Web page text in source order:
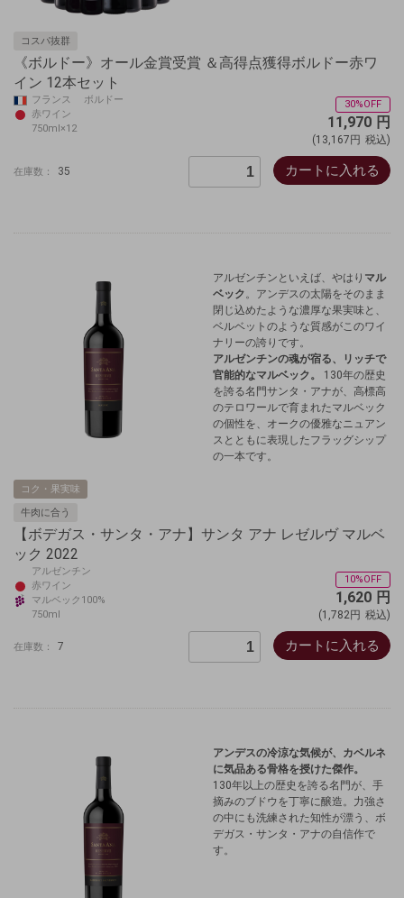
コスパ抜群
《ボルドー》オール金賞受賞 ＆高得点獲得ボルドー赤ワ
イン 12本セット
フランス ボルドー
赤ワイン
750ml×12
30%OFF
11,970 円
(13,167円 税込)
在庫数： 35 カートに入れる
アルゼンチンといえば、やはり マル
ベック。アンデスの太陽をそのまま
閉じ込めたような濃厚な果実味と、
ベルベットのような質感がこのワイ
ナリーの誇りです。
アルゼンチンの魂が宿る、リッチで
官能的なマルベック。
130年の歴史
を誇る名門サンタ・アナが、高標高
のテロワールで育まれたマルベック
の個性を、オークの優雅なニュアン
スとともに表現したフラッグシップ
の一本です。
コク・果実味
牛肉に合う
【ボデガス・サンタ・アナ】サンタ アナ レゼルヴ マルベ
ック 2022
アルゼンチン
赤ワイン
マルベック100%
750ml
10%OFF
1,620 円
(1,782円 税込)
在庫数： 7 カートに入れる
アンデスの冷涼な気候が、カベルネ
に気品ある骨格を授けた傑作。
130年以上の歴史を誇る名門が、手
摘みのブドウを丁寧に醸造。
力強さ
の中にも洗練された知性が漂う、ボ
デガス・サンタ・アナの自信作で
す。